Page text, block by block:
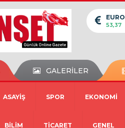
EURO
53,37
GALERİLER
ASAYİŞ SPOR EKONOMİ
BİLİM TİCARET GENEL